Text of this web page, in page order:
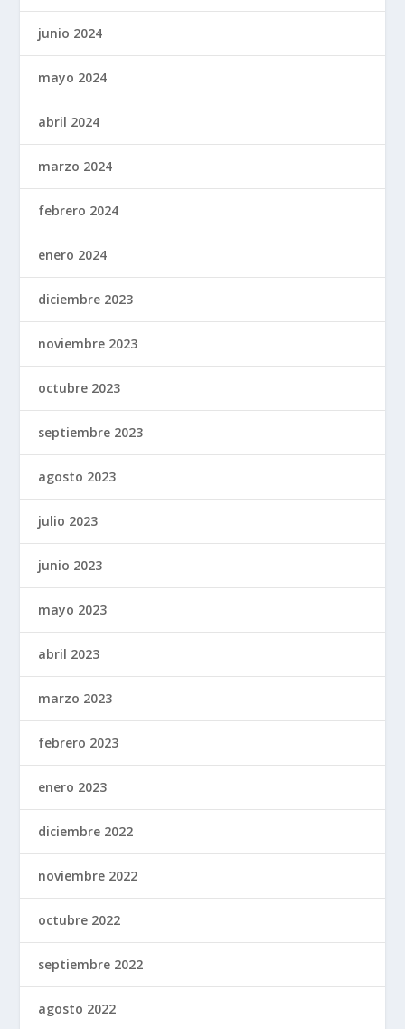
junio 2024
mayo 2024
abril 2024
marzo 2024
febrero 2024
enero 2024
diciembre 2023
noviembre 2023
octubre 2023
septiembre 2023
agosto 2023
julio 2023
junio 2023
mayo 2023
abril 2023
marzo 2023
febrero 2023
enero 2023
diciembre 2022
noviembre 2022
octubre 2022
septiembre 2022
agosto 2022